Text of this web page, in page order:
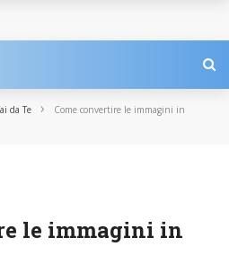
da Te ›
Come convertire le immagini in
le immagini in